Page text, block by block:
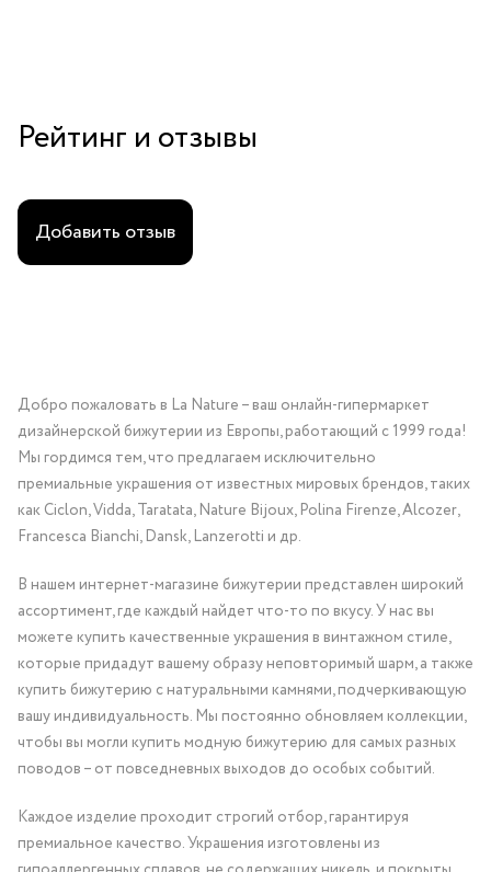
Рейтинг и отзывы
Добавить отзыв
Добро пожаловать в La Nature – ваш онлайн-гипермаркет
дизайнерской бижутерии из Европы, работающий с 1999 года!
Мы гордимся тем, что предлагаем исключительно
премиальные украшения от известных мировых брендов, таких
как Ciclon, Vidda, Taratata, Nature Bijoux, Polina Firenze, Alcozer,
Francesca Bianchi, Dansk, Lanzerotti и др.
В нашем интернет-магазине бижутерии представлен широкий
ассортимент, где каждый найдет что-то по вкусу. У нас вы
можете купить качественные украшения в винтажном стиле,
которые придадут вашему образу неповторимый шарм, а также
купить бижутерию с натуральными камнями, подчеркивающую
вашу индивидуальность. Мы постоянно обновляем коллекции,
чтобы вы могли купить модную бижутерию для самых разных
поводов – от повседневных выходов до особых событий.
Каждое изделие проходит строгий отбор, гарантируя
премиальное качество. Украшения изготовлены из